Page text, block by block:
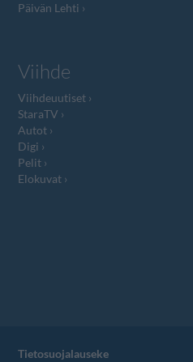
Päivän Lehti
Viihde
Viihdeuutiset
StaraTV
Autot
Digi
Pelit
Elokuvat
Tietosuojalauseke